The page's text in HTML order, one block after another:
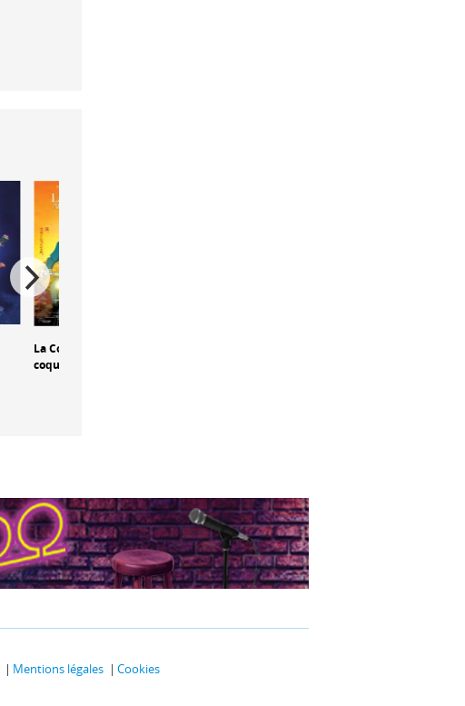
La Colline aux
coquelicots
Mentions légales Cookies